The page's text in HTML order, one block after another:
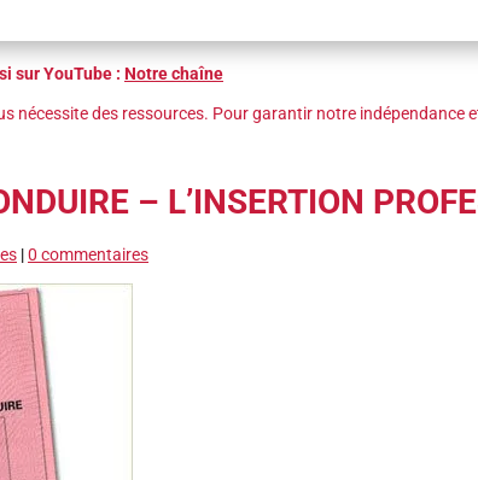
sur YouTube : Notre chaîne
nécessite des ressources. Pour garantir notre
– L’INSERTION
|0 commentaires